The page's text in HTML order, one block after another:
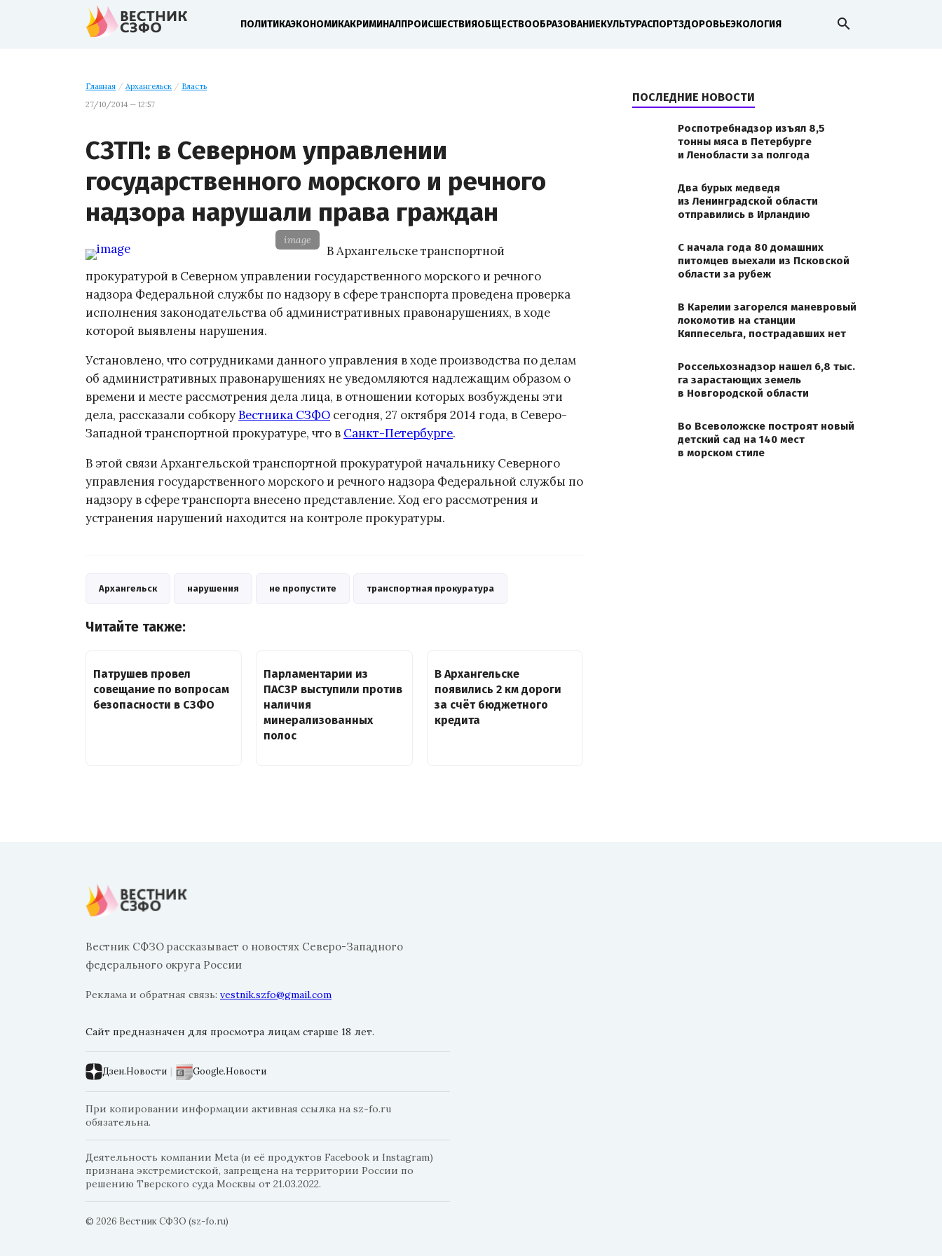
ПОЛИТИКАЭКОНОМИКАКРИМИНАЛПРОИСШЕСТВИЯОБЩЕСТВООБРАЗОВАНИЕКУЛЬТУРАСПОРТЗДОРОВЬЕЭКОЛОГИЯ search
Главная / Архангельск / Власть
27/10/2014 — 12:57
СЗТП: в Северном управлении
государственного морского и речного
надзора нарушали права граждан
image
В Архангельске транспортной
прокуратурой в Северном управлении государственного морского и речного
надзора Федеральной службы по надзору в сфере транспорта проведена проверка
исполнения законодательства об административных правонарушениях, в ходе
которой выявлены нарушения.
Установлено, что сотрудниками данного управления в ходе производства по делам
об административных правонарушениях не уведомляются надлежащим образом о
времени и месте рассмотрения дела лица, в отношении которых возбуждены эти
дела, рассказали собкоруВестника СЗФО сегодня, 27 октября 2014 года, в Северо-
Западной транспортной прокуратуре, что в Санкт-Петербурге.
В этой связи Архангельской транспортной прокуратурой начальнику Северного
управления государственного морского и речного надзора Федеральной службы по
надзору в сфере транспорта внесено представление. Ход его рассмотрения и
устранения нарушений находится на контроле прокуратуры.
Архангельск нарушения не пропустите транспортная прокуратура
Читайте также:
Патрушев провел
совещание по вопросам
безопасности в СЗФО
Парламентарии из
ПАСЗР выступили против
наличия
минерализованных
полос
В Архангельске
появились 2 км дороги
за счёт бюджетного
кредита
ПОСЛЕДНИЕ НОВОСТИ
Роспотребнадзор изъял 8,5
тонны мяса в Петербурге
и Ленобласти за полгода
Два бурых медведя
из Ленинградской области
отправились в Ирландию
С начала года 80 домашних
питомцев выехали из Псковской
области за рубеж
В Карелии загорелся маневровый
локомотив на станции
Кяппесельга, пострадавших нет
Россельхознадзор нашел 6,8 тыс.
га зарастающих земель
в Новгородской области
Во Всеволожске построят новый
детский сад на 140 мест
в морском стиле
Вестник СФЗО рассказывает о новостях Северо-Западного
федерального округа России
Реклама и обратная связь: vestnik.szfo@gmail.com
Сайт предназначен для просмотра лицам старше 18 лет.
Дзен.Новости | Google.Новости
При копировании информации активная ссылка на sz-fo.ru
обязательна.
Деятельность компании Meta (и её продуктов Facebook и Instagram)
признана экстремистской, запрещена на территории России по
решению Тверского суда Москвы от 21.03.2022.
© 2026 Вестник СФЗО (sz-fo.ru)